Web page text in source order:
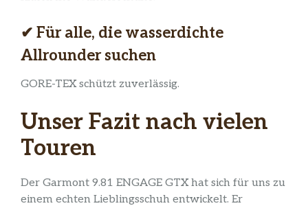
✔ Für alle, die wasserdichte
Allrounder suchen
GORE-TEX schützt zuverlässig.
Unser Fazit nach vielen
Touren
Der Garmont 9.81 ENGAGE GTX hat sich für uns zu
einem echten Lieblingsschuh entwickelt. Er